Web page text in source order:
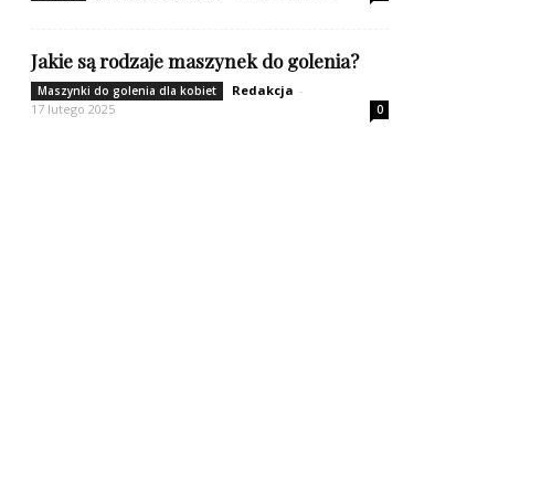
Jakie są rodzaje maszynek do golenia?
Maszynki do golenia dla kobiet Redakcja -
17 lutego 2025
0